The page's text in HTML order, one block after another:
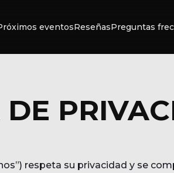
eventosReseñasPreguntas
respeta su privacidad y se